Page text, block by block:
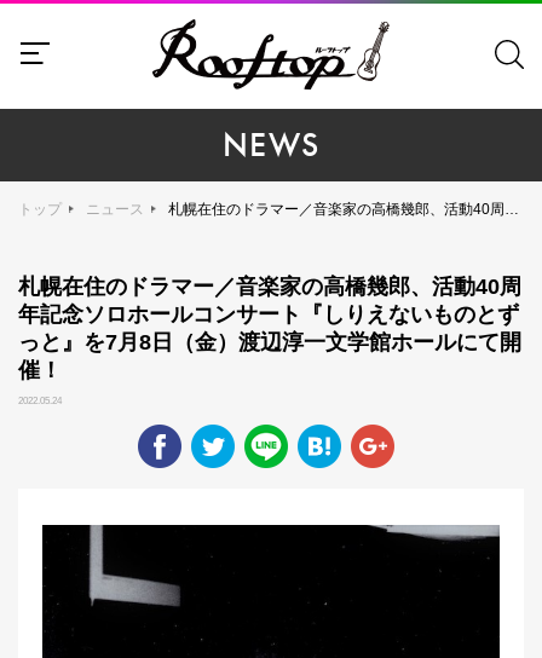
NEWS
トップ ニュース 札幌在住のドラマー／音楽家の高橋幾郎、活動40周年記念ソロホールコンサート『しりえないものとずっと』を7月8日（金）渡辺淳一文学館ホールにて開催！
札幌在住のドラマー／音楽家の高橋幾郎、活動40周
年記念ソロホールコンサート『しりえないものとず
っと』を7月8日（金）渡辺淳一文学館ホールにて開
催！
2022.05.24